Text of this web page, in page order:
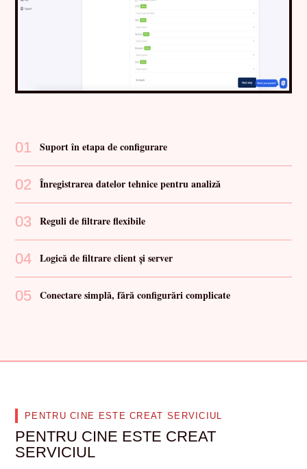
01 Suport în etapa de configurare
02 Înregistrarea datelor tehnice pentru analiză
03 Reguli de filtrare flexibile
04 Logică de filtrare client și server
05 Conectare simplă, fără configurări complicate
PENTRU CINE ESTE CREAT SERVICIUL
PENTRU CINE ESTE CREAT
SERVICIUL